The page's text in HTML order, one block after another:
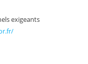
exigeants